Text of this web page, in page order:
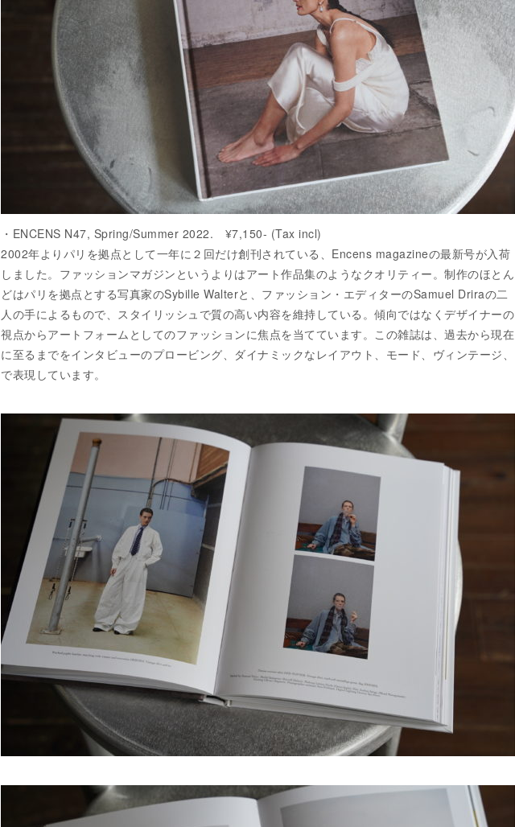
・ENCENS N47, Spring/Summer 2022. ¥7,150- (Tax incl)
2002年よりパリを拠点として一年に２回だけ創刊されている、Encens magazineの最新号が入荷
しました。ファッションマガジンというよりはアート作品集のようなクオリティー。制作のほとん
どはパリを拠点とする写真家のSybille Walterと、ファッション・エディターのSamuel Driraの二
人の手によるもので、スタイリッシュで質の高い内容を維持している。傾向ではなくデザイナーの
視点からアートフォームとしてのファッションに焦点を当てています。この雑誌は、過去から現在
に至るまでをインタビューのプロービング、ダイナミックなレイアウト、モード、ヴィンテージ、
で表現しています。